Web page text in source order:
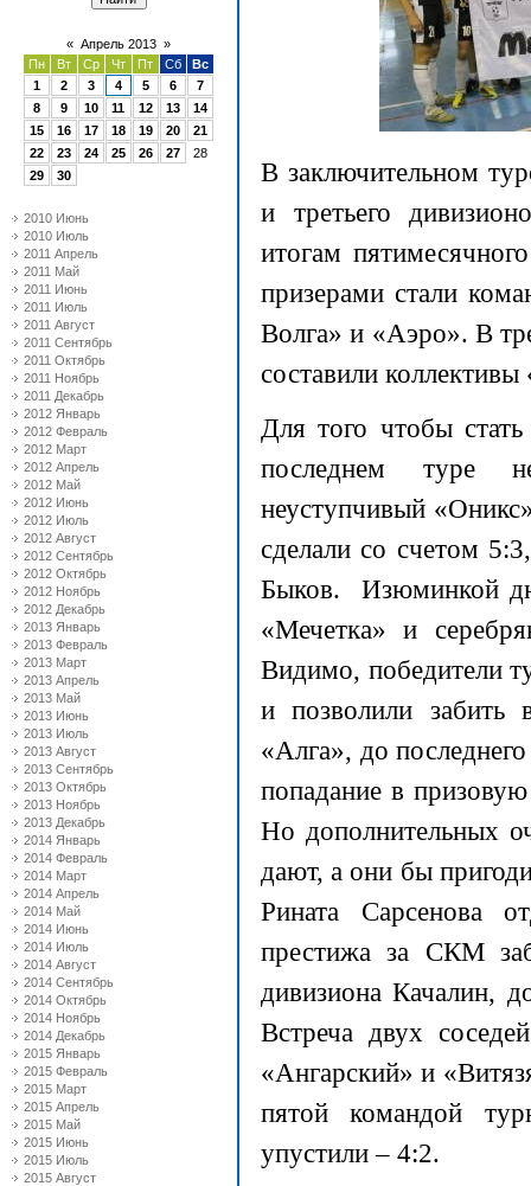
« Апрель 2013 »
Пн
Вт Ср Чт Пт Сб
Вс
1
2 3 4 5 6
7
8
9 10 11 12 13
14
15
16 17 18 19 20
21
22
23 24 25 26 27
28
29
30
2010 Июнь
2010 Июль
2011 Апрель
2011 Май
2011 Июнь
2011 Июль
2011 Август
2011 Сентябрь
2011 Октябрь
2011 Ноябрь
2011 Декабрь
2012 Январь
2012 Февраль
2012 Март
2012 Апрель
2012 Май
2012 Июнь
2012 Июль
2012 Август
2012 Сентябрь
2012 Октябрь
2012 Ноябрь
2012 Декабрь
2013 Январь
2013 Февраль
2013 Март
2013 Апрель
2013 Май
2013 Июнь
2013 Июль
2013 Август
2013 Сентябрь
2013 Октябрь
2013 Ноябрь
2013 Декабрь
2014 Январь
2014 Февраль
2014 Март
2014 Апрель
2014 Май
2014 Июнь
2014 Июль
2014 Август
2014 Сентябрь
2014 Октябрь
2014 Ноябрь
2014 Декабрь
2015 Январь
2015 Февраль
2015 Март
2015 Апрель
2015 Май
2015 Июнь
2015 Июль
2015 Август
В заключительном
и третьего
итогам
призерами стали
Волга» и «Аэро». В
составили
Для того чтобы
последнем туре
неуступчивый
сделали со счетом
Быков. Изюминкой
«Мечетка» и
Видимо, победители
и позволили
«Алга», до
попадание в
Но дополнительных
дают, а они бы
Рината Сарсенова
престижа за СКМ
дивизиона Качалин,
Встреча двух
«Ангарский» и
пятой командой
упустили – 4:2.